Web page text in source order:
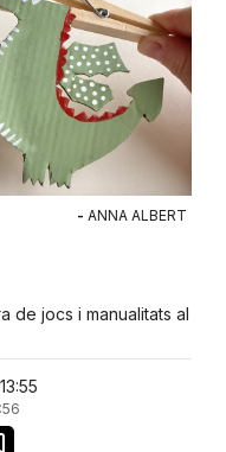
- ANNA ALBERT
de jocs i manualitats al